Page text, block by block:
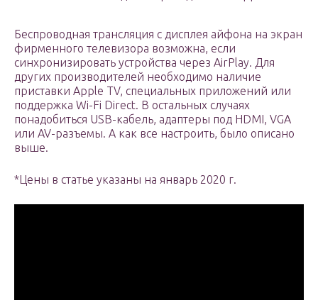
Беспроводная трансляция с дисплея айфона на экран
фирменного телевизора возможна, если
синхронизировать устройства через AirPlay. Для
других производителей необходимо наличие
приставки Apple TV, специальных приложений или
поддержка Wi-Fi Direct. В остальных случаях
понадобиться USB-кабель, адаптеры под HDMI, VGA
или AV-разъемы. А как все настроить, было описано
выше.
*Цены в статье указаны на январь 2020 г.